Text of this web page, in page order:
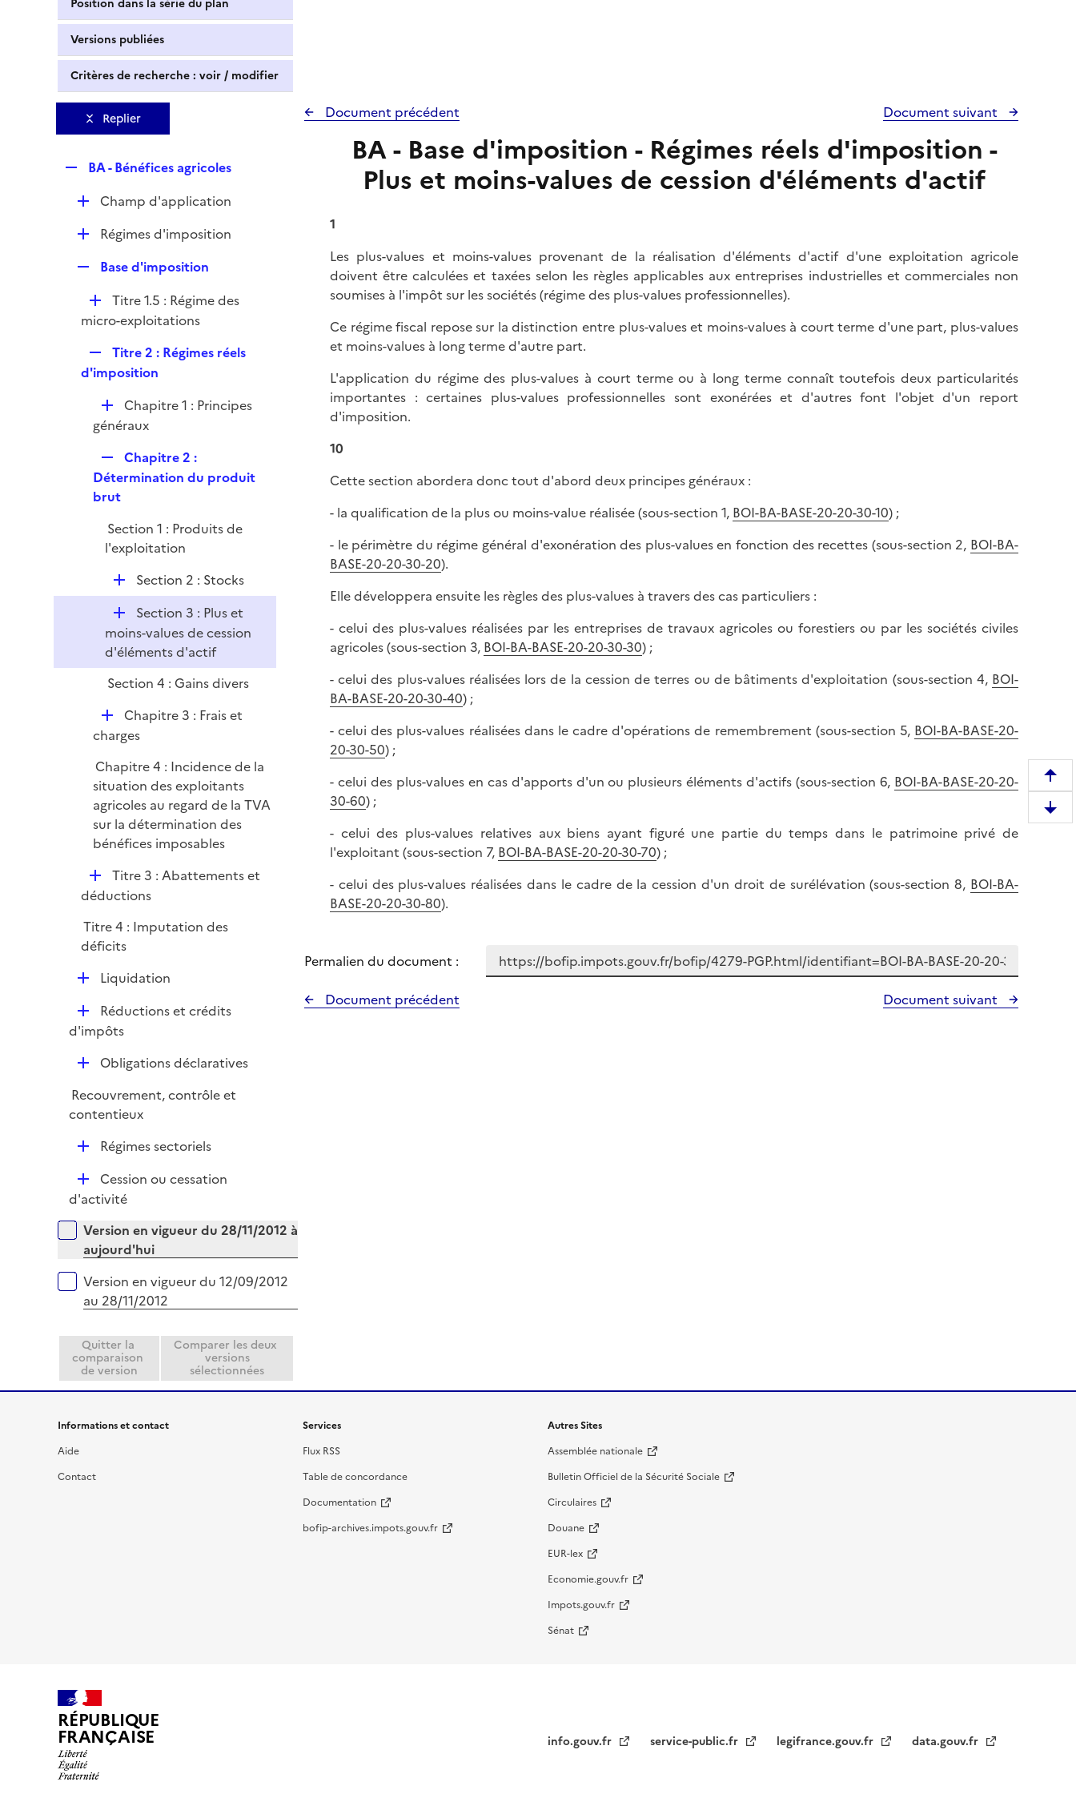
Position dans la série du plan
Versions publiées
Critères de recherche : voir / modifier
Replier
p
l
i
e
BA - Bénéfices agricoles
D
e
r
Champ d'application
D
l
i
e
r
Régimes d'imposition
p
l
r
Base d'imposition
D
é
i
e
r
Titre 1.5 : Régime des
micro-exploitations
e
l
i
Titre 2 : Régimes réels
d'imposition
D
é
i
e
Chapitre 1 : Principes
généraux
e
p
i
e
r
Chapitre 2 :
Détermination du produit
brut
Section 1 : Produits de
l'exploitation
D
é
l
i
e
r
Section 2 : Stocks
D
é
p
l
i
e
Section 3 : Plus et
moins-values de cession
d'éléments d'actif
Section 4 : Gains divers
D
é
l
i
e
r
Chapitre 3 : Frais et
charges
Chapitre 4 : Incidence de la
situation des exploitants
agricoles au regard de la TVA
sur la détermination des
bénéfices imposables
D
é
l
i
e
Titre 3 : Abattements et
déductions
Titre 4 : Imputation des
déficits
D
l
r
Liquidation
D
é
e
r
Réductions et crédits
d'impôts
D
p
l
Obligations déclaratives
Recouvrement, contrôle et
contentieux
D
l
i
e
r
Régimes sectoriels
D
é
l
i
e
Cession ou cessation
d'activité
Versions sur la période
Version en vigueur du 28/11/2012 à
aujourd'hui
Version en vigueur du 12/09/2012
au 28/11/2012
Quitter la
comparaison
de version
Comparer les deux
versions
sélectionnées
Document précédent Document suivant
BA - Base d'imposition - Régimes réels d'imposition -
Plus et moins-values de cession d'éléments d'actif
1
Les plus-values et moins-values provenant de la réalisation d'éléments d'actif d'une exploitation agricole
doivent être calculées et taxées selon les règles applicables aux entreprises industrielles et commerciales non
soumises à l'impôt sur les sociétés (régime des plus-values professionnelles).
Ce régime fiscal repose sur la distinction entre plus-values et moins-values à court terme d'une part, plus-values
et moins-values à long terme d'autre part.
L'application du régime des plus-values à court terme ou à long terme connaît toutefois deux particularités
importantes : certaines plus-values professionnelles sont exonérées et d'autres font l'objet d'un report
d'imposition.
10
Cette section abordera donc tout d'abord deux principes généraux :
- la qualification de la plus ou moins-value réalisée (sous-section 1, BOI-BA-BASE-20-20-30-10) ;
- le périmètre du régime général d'exonération des plus-values en fonction des recettes (sous-section 2, BOI-BA-
BASE-20-20-30-20).
Elle développera ensuite les règles des plus-values à travers des cas particuliers :
- celui des plus-values réalisées par les entreprises de travaux agricoles ou forestiers ou par les sociétés civiles
agricoles (sous-section 3, BOI-BA-BASE-20-20-30-30) ;
- celui des plus-values réalisées lors de la cession de terres ou de bâtiments d'exploitation (sous-section 4, BOI-
BA-BASE-20-20-30-40) ;
- celui des plus-values réalisées dans le cadre d'opérations de remembrement (sous-section 5, BOI-BA-BASE-20-
20-30-50) ;
- celui des plus-values en cas d'apports d'un ou plusieurs éléments d'actifs (sous-section 6, BOI-BA-BASE-20-20-
30-60) ;
- celui des plus-values relatives aux biens ayant figuré une partie du temps dans le patrimoine privé de
l'exploitant (sous-section 7, BOI-BA-BASE-20-20-30-70) ;
- celui des plus-values réalisées dans le cadre de la cession d'un droit de surélévation (sous-section 8, BOI-BA-
BASE-20-20-30-80).
Permalien du document :
Document précédent
Document suivant
e
m
D
Informations et contact
Aide
Contact
Services
Flux RSS
Table de concordance
Documentation
bofip-archives.impots.gouv.fr
Autres Sites
Assemblée nationale
Bulletin Officiel de la Sécurité Sociale
Circulaires
Douane
EUR-lex
Economie.gouv.fr
Impots.gouv.fr
Sénat
RÉPUBLIQUE
FRANÇAISE info.gouv.fr service-public.fr legifrance.gouv.fr data.gouv.fr